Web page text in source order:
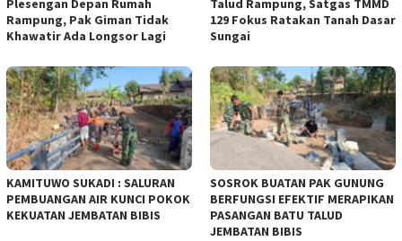
Plesengan Depan Rumah
Rampung, Pak Giman Tidak
Khawatir Ada Longsor Lagi
Talud Rampung, Satgas TMMD
129 Fokus Ratakan Tanah Dasar
Sungai
KAMITUWO SUKADI : SALURAN
PEMBUANGAN AIR KUNCI POKOK
KEKUATAN JEMBATAN BIBIS
SOSROK BUATAN PAK GUNUNG
BERFUNGSI EFEKTIF MERAPIKAN
PASANGAN BATU TALUD
JEMBATAN BIBIS